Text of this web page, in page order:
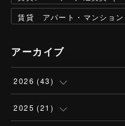
賃貸 アパート・マンション
アーカイブ
2026 (43)
(4 )
2025 (21 )